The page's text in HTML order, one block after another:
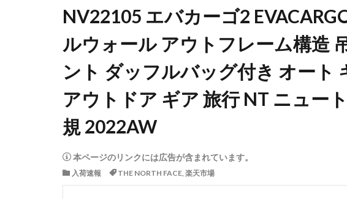
NV22105 エバカーゴ2
ルウォール アウトフレーム構造
ント ダッフルバッグ付き オート
アウトドア ギア 旅行 NT ニュー
規 2022AW
本ページのリンクには広告が含まれています。
入荷速報 THE NORTH FACE, 楽天市場